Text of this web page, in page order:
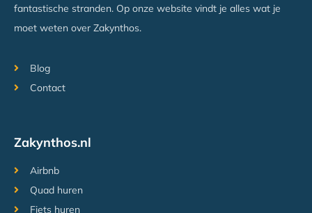
fantastische stranden. Op onze website vindt je alles wat je
moet weten over Zakynthos.
Blog
Contact
Zakynthos.nl
Airbnb
Quad huren
Fiets huren